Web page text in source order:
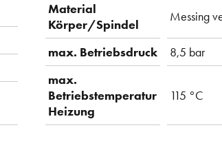
Material
Körper/Spindel
Messing
max. Betriebsdruck
8,5 bar
max.
Betriebstemperatur
Heizung
115 °C